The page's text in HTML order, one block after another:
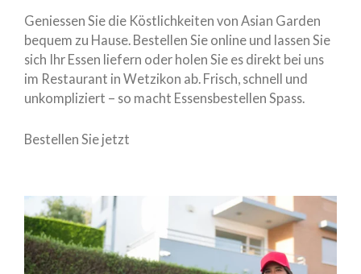
Geniessen Sie die Köstlichkeiten von Asian Garden
bequem zu Hause. Bestellen Sie online und lassen Sie
sich Ihr Essen liefern oder holen Sie es direkt bei uns
im Restaurant in Wetzikon ab. Frisch, schnell und
unkompliziert – so macht Essensbestellen Spass.
Bestellen Sie jetzt